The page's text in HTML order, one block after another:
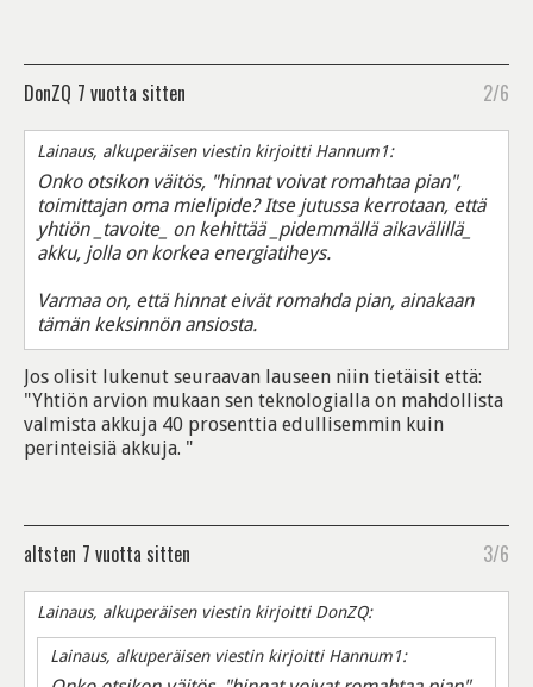
DonZQ 7 vuotta sitten 2/6
Lainaus, alkuperäisen viestin kirjoitti Hannum1:
Onko otsikon väitös, "hinnat voivat romahtaa pian",
toimittajan oma mielipide? Itse jutussa kerrotaan, että
yhtiön _tavoite_ on kehittää _pidemmällä aikavälillä_
akku, jolla on korkea energiatiheys.
Varmaa on, että hinnat eivät romahda pian, ainakaan
tämän keksinnön ansiosta.
Jos olisit lukenut seuraavan lauseen niin tietäisit että:
"Yhtiön arvion mukaan sen teknologialla on mahdollista
valmista akkuja 40 prosenttia edullisemmin kuin
perinteisiä akkuja. "
altsten 7 vuotta sitten 3/6
Lainaus, alkuperäisen viestin kirjoitti DonZQ:
Lainaus, alkuperäisen viestin kirjoitti Hannum1: